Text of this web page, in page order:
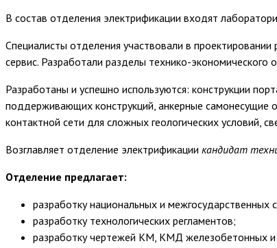
В состав отделения электрификации входят
Специалисты отделения участвовали в
сервис. Разработали разделы технико-
Разработаны и успешно используются: конструкции
поддерживающих конструкций, анкерные
контактной сети для сложных геологических
Возглавляет отделение электрификации кандидат
Отделение предлагает:
разработку национальных и межгосударственных
разработку технологических регламентов;
разработку чертежей КМ, КМД железобетонных и